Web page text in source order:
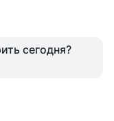
сегодня?